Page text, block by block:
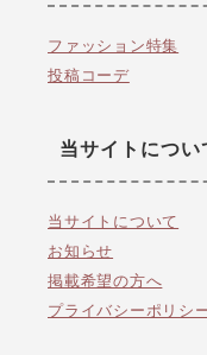
ファッション特集
投稿コーデ
当サイトについ
当サイトについて
お知らせ
掲載希望の方へ
プライバシーポリシ